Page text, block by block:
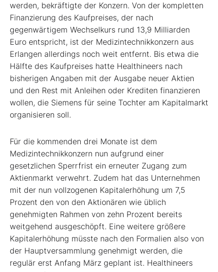
werden, bekräftigte der Konzern. Von der kompletten
Finanzierung des Kaufpreises, der nach
gegenwärtigem Wechselkurs rund 13,9 Milliarden
Euro entspricht, ist der Medizintechnikkonzern aus
Erlangen allerdings noch weit entfernt. Bis etwa die
Hälfte des Kaufpreises hatte Healthineers nach
bisherigen Angaben mit der Ausgabe neuer Aktien
und den Rest mit Anleihen oder Krediten finanzieren
wollen, die Siemens für seine Tochter am Kapitalmarkt
organisieren soll.
Für die kommenden drei Monate ist dem
Medizintechnikkonzern nun aufgrund einer
gesetzlichen Sperrfrist ein erneuter Zugang zum
Aktienmarkt verwehrt. Zudem hat das Unternehmen
mit der nun vollzogenen Kapitalerhöhung um 7,5
Prozent den von den Aktionären wie üblich
genehmigten Rahmen von zehn Prozent bereits
weitgehend ausgeschöpft. Eine weitere größere
Kapitalerhöhung müsste nach den Formalien also von
der Hauptversammlung genehmigt werden, die
regulär erst Anfang März geplant ist. Healthineers